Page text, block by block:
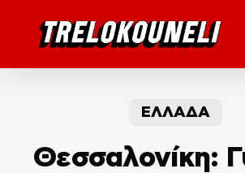
ΕΛΛΑΔΑ
Θεσσαλονίκη: